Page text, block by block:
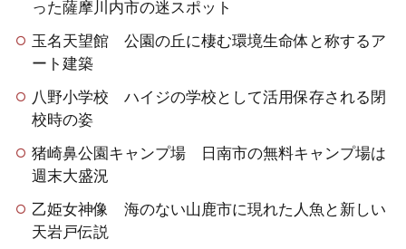
った薩摩川内市の迷スポット
玉名天望館 公園の丘に棲む環境生命体と称するア
ート建築
八野小学校 ハイジの学校として活用保存される閉
校時の姿
猪崎鼻公園キャンプ場 日南市の無料キャンプ場は
週末大盛況
乙姫女神像 海のない山鹿市に現れた人魚と新しい
天岩戸伝説